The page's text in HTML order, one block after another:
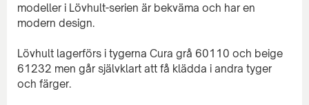
modeller i Lövhult-serien är bekväma och har en
modern design.
Lövhult lagerförs i tygerna Cura grå 60110 och beige
61232 men går självklart att få klädda i andra tyger